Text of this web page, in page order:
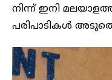
നിന്ന് ഇനി
പരിപാടികൾ